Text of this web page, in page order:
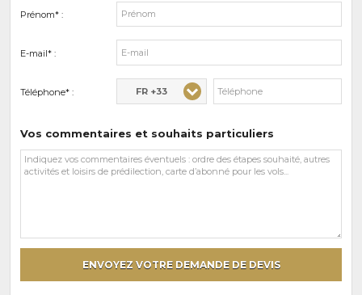
Prénom* :
E-mail* :
Téléphone* : FR +33
Vos commentaires et souhaits particuliers
Vos
commentaires
ENVOYEZ VOTRE DEMANDE DE DEVIS